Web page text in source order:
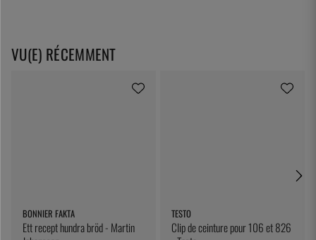
VU(E) RÉCEMMENT
BONNIER FAKTA
Ett recept hundra bröd - Martin
TESTO
Clip de ceinture pour 106 et 826